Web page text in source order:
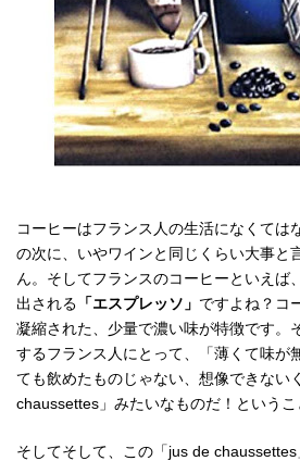
コーヒーはフランス人の生活になくては
の次に、いやワインと同じくらい大事と
ん。そしてフランスのコーヒーといえば
出される 「エスプレッソ」 ですよね？コ
凝縮された、少量で濃い味が特徴です。
するフランス人にとって、「薄くて味が
ても飲めたものじゃない、想像できない
chaussettes」みたいなものだ！というこ
そしてそして、この「jus de